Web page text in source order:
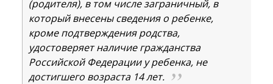
(родителя), в том числе заграничный, в
который внесены сведения о ребенке,
кроме подтверждения родства,
удостоверяет наличие гражданства
Российской Федерации у ребенка, не
достигшего возраста 14 лет.